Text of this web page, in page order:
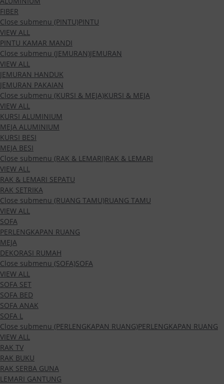
FIBER
Close submenu (PINTU)PINTU
VIEW ALL
PINTU KAMAR MANDI
Close submenu (JEMURAN)JEMURAN
VIEW ALL
JEMURAN HANDUK
JEMURAN PAKAIAN
Close submenu (KURSI & MEJA)KURSI & MEJA
VIEW ALL
KURSI ALUMINIUM
MEJA ALUMINIUM
KURSI BESI
MEJA BESI
Close submenu (RAK & LEMARI)RAK & LEMARI
VIEW ALL
RAK & LEMARI SEPATU
RAK SETRIKA
Close submenu (RUANG TAMU)RUANG TAMU
VIEW ALL
SOFA
PERLENGKAPAN RUANG
MEJA
DEKORASI RUMAH
Close submenu (SOFA)SOFA
VIEW ALL
SOFA SET
SOFA BED
SOFA ANAK
SOFA L
Close submenu (PERLENGKAPAN RUANG)PERLENGKAPAN RUANG
VIEW ALL
RAK TV
RAK BUKU
RAK SERBA GUNA
LEMARI GANTUNG